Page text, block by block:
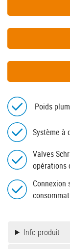
Poids
Système à
Valves
opérations
Connexion
Info produit